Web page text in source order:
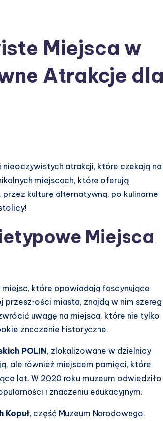
Miejsca w
Atrakcje dla
nieoczywistych atrakcji, które czekają na
miejscach, które oferują
kulturę alternatywną, po kulinarne
Miejsca
które opowiadają fascynujące
miasta, znajdą w nim szereg
uwagę na miejsca, które nie tylko
znaczenie historyczne.
POLIN, zlokalizowane w dzielnicy
ale również miejscem pamięci, które
lat. W 2020 roku muzeum odwiedziło
i znaczeniu edukacyjnym.
Kopuł, część Muzeum Narodowego.